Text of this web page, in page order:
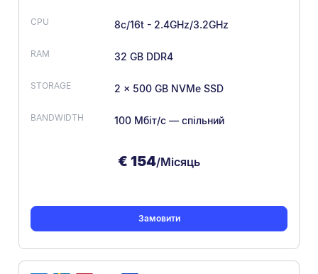
8c/16t - 2.4GHz/3.2GHz
32 GB DDR4
2 x 500 GB NVMe SSD
100 Мбіт/с — спільний
€ 154/Місяць
Замовити